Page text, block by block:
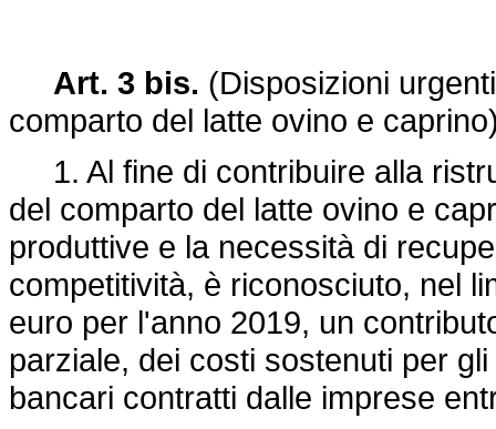
Art. 3 bis. (Disposizioni
comparto del latte ovino e
1. Al fine di contribuire alla
del comparto del latte ovino e
produttive e la necessità di
competitività, è riconosciuto, nel
euro per l'anno 2019, un
parziale, dei costi sostenuti per
bancari contratti dalle imprese